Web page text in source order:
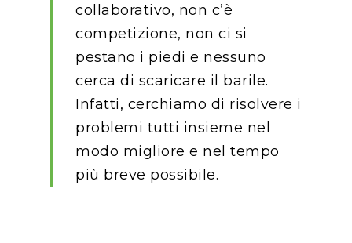
collaborativo, non c’è
competizione, non ci si
pestano i piedi e nessuno
cerca di scaricare il barile.
Infatti, cerchiamo di risolvere i
problemi tutti insieme nel
modo migliore e nel tempo
più breve possibile.